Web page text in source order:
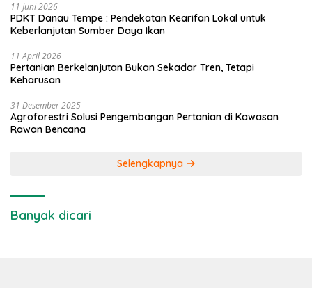
11 Juni 2026
PDKT Danau Tempe : Pendekatan Kearifan Lokal untuk
Keberlanjutan Sumber Daya Ikan
11 April 2026
Pertanian Berkelanjutan Bukan Sekadar Tren, Tetapi
Keharusan
31 Desember 2025
Agroforestri Solusi Pengembangan Pertanian di Kawasan
Rawan Bencana
Selengkapnya
Banyak dicari